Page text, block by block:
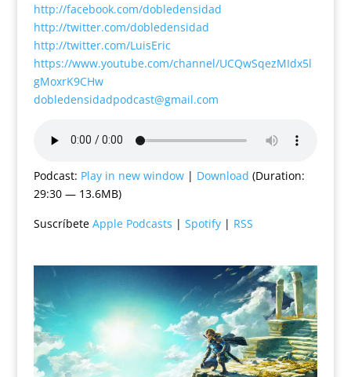
http://facebook.com/dobledensidad
http://twitter.com/dobledensidad
http://twitter.com/LuisEric
https://www.youtube.com/channel/UCQwSqezMIdx5l
gMoxrK9CHw
dobledensidadpodcast@gmail.com
Podcast: Play in new window| Download (Duration:
29:30 — 13.6MB)
Suscríbete Apple Podcasts | Spotify| RSS